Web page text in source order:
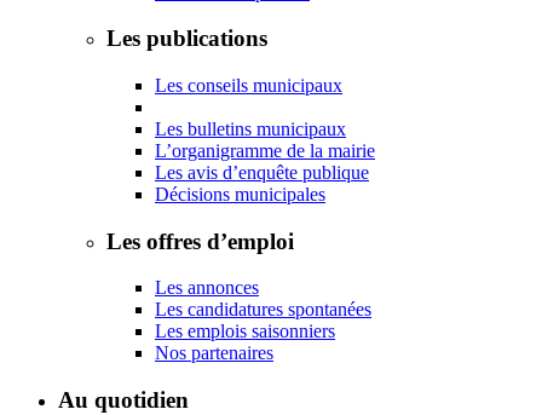
Les publications
Les conseils municipaux
Les bulletins municipaux
L’organigramme de la mairie
Les avis d’enquête publique
Décisions municipales
Les offres d’emploi
Les annonces
Les candidatures spontanées
Les emplois saisonniers
Nos partenaires
Au quotidien